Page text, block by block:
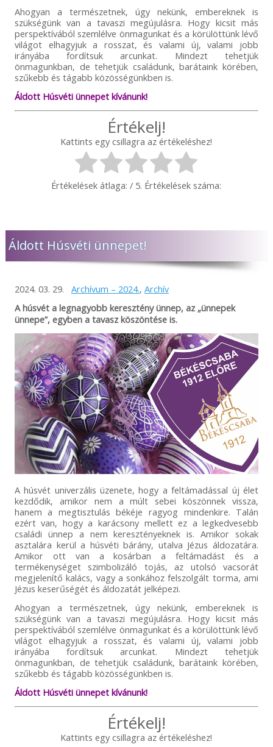
Ahogyan a természetnek, úgy nekünk, embereknek is
szükségünk van a tavaszi megújulásra. Hogy kicsit más
perspektívából szemlélve önmagunkat és a körülöttünk lévő
világot elhagyjuk a rosszat, és valami új, valami jobb
irányába fordítsuk arcunkat. Mindezt tehetjük
önmagunkban, de tehetjük családunk, barátaink körében,
szűkebb és tágabb közösségünkben is.
Áldott Húsvéti ünnepet kívánunk!
Értékelj!
Kattints egy csillagra az értékeléshez!
Értékelések átlaga:/ 5. Értékelések száma:
Áldott Húsvéti ünnepet!
2024. 03. 29. Archívum – 2024., Archív
A húsvét a legnagyobb keresztény ünnep, az „ünnepek
ünnepe”, egyben a tavasz köszöntése is.
A húsvét univerzális üzenete, hogy a feltámadással új élet
kezdődik, amikor nem a múlt sebei köszönnek vissza,
hanem a megtisztulás békéje ragyog mindenkire. Talán
ezért van, hogy a karácsony mellett ez a legkedvesebb
családi ünnep a nem keresztényeknek is. Amikor sokak
asztalára kerül a húsvéti bárány, utalva Jézus áldozatára.
Amikor ott van a kosárban a feltámadást és a
termékenységet szimbolizáló tojás, az utolsó vacsorát
megjelenítő kalács, vagy a sonkához felszolgált torma, ami
Jézus keserűségét és áldozatát jelképezi.
Ahogyan a természetnek, úgy nekünk, embereknek is
szükségünk van a tavaszi megújulásra. Hogy kicsit más
perspektívából szemlélve önmagunkat és a körülöttünk lévő
világot elhagyjuk a rosszat, és valami új, valami jobb
irányába fordítsuk arcunkat. Mindezt tehetjük
önmagunkban, de tehetjük családunk, barátaink körében,
szűkebb és tágabb közösségünkben is.
Áldott Húsvéti ünnepet kívánunk!
Értékelj!
Kattints egy csillagra az értékeléshez!